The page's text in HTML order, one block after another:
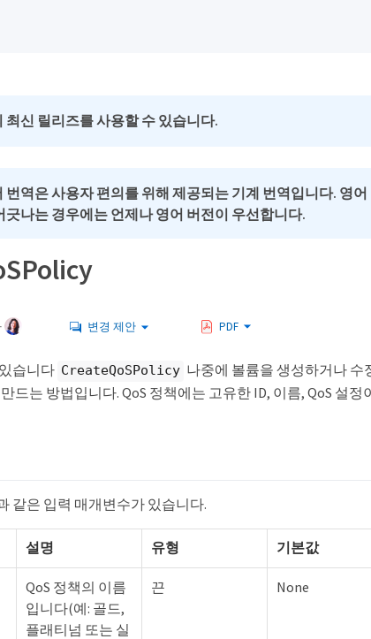
최신 릴리즈를 사용할 수 있습니다.
번역은 사용자 편의를 위해 제공되는 기계 번역입니다. 영
긋나는 경우에는 언제나 영어 버전이 우선합니다.
변경 제안 PDF
습니다 CreateQoSPolicy 나중에 볼륨을 생성하거나 수
드는 방법입니다. QoS 정책에는 고유한 ID, 이름, QoS 설정
같은 입력 매개변수가 있습니다.
설명 유형 기본값
QoS 정책의 이름
입니다(예: 골드,
플래티넘 또는 실
끈 None